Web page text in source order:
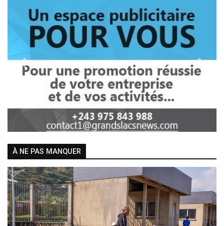
Previous Next
À NE PAS MANQUER